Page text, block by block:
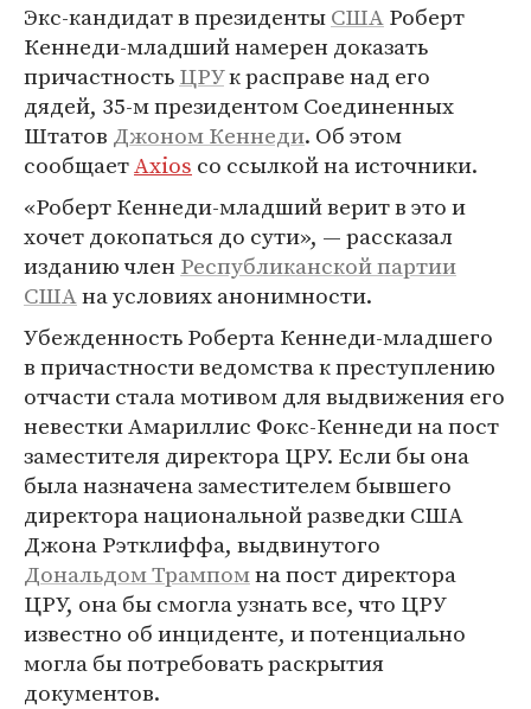
Экс-кандидат в президентыСШАРоберт
Кеннеди-младший намерен доказать
причастностьЦРУк расправе над его
дядей, 35-м президентом Соединенных
Штатов Джоном Кеннеди. Об этом
сообщаетAxios со ссылкой на источники.
«Роберт Кеннеди-младший верит в это и
хочет докопаться до сути», — рассказал
изданию членРеспубликанской партии
СШАна условиях анонимности.
Убежденность Роберта Кеннеди-младшего
в причастности ведомства к преступлению
отчасти стала мотивом для выдвижения его
невестки Амариллис Фокс-Кеннеди на пост
заместителя директора ЦРУ. Если бы она
была назначена заместителем бывшего
директора национальной разведки США
Джона Рэтклиффа, выдвинутого
Дональдом Трампомна пост директора
ЦРУ, она бы смогла узнать все, что ЦРУ
известно об инциденте, и потенциально
могла бы потребовать раскрытия
документов.